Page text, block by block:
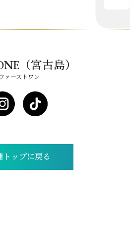
（宮古島）
ファーストワン
トップに戻る